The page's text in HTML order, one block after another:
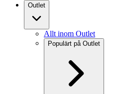
Outlet
Allt inom Outlet
Populärt på Outlet